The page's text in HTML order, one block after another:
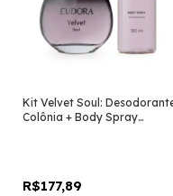
Kit Velvet Soul:
Colônia + Body Spray
R$177,89